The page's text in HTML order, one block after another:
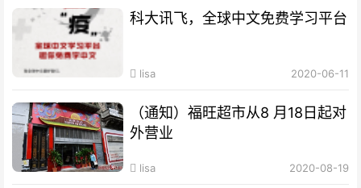
科大讯飞，全球中文免费学习平台
lisa 2020-06-11
（通知）福旺超市从8 月18日起对
外营业
lisa 2020-08-19